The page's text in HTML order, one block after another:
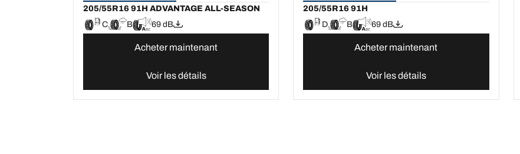
205/55R16 91H ADVANTAGE ALL-SEASON
C
B 69 dB
Acheter maintenant
Voir les détails
205/55R16 91H
D
B 69 dB
Acheter maintenant
Voir les détails